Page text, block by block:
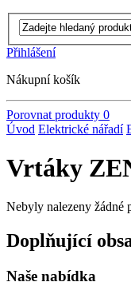
Přihlášení
Nákupní košík
Porovnat produkty 0
Úvod Elektrické nářadí
Vrtáky
Nebyly nalezeny žádné
Doplňující
Naše nabídka